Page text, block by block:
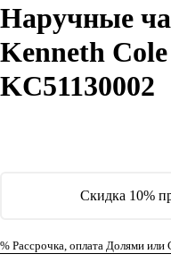
Скидка 10%
% Рассрочка, оплата Долями или
Наручные
Kenneth Cole
KC51130002